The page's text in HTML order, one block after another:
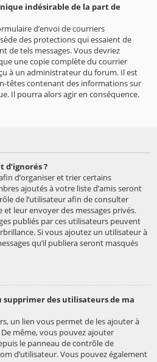
indésirable de la part de
d’envoi de courriers
des protections qui essaient de
de tels messages. Vous devriez
une copie complète du courrier
à un administrateur du forum. Il est
têtes contenant des informations sur
Il pourra alors agir en conséquence.
d’ignorés ?
d’organiser et trier certains
ajoutés à votre liste d’amis seront
de l’utilisateur afin de consulter
leur envoyer des messages privés.
publiés par ces utilisateurs peuvent
Si vous ajoutez un utilisateur à
qu’il publiera seront masqués
des utilisateurs de ma
un lien vous permet de les ajouter à
De même, vous pouvez ajouter
le panneau de contrôle de
d’utilisateur. Vous pouvez également